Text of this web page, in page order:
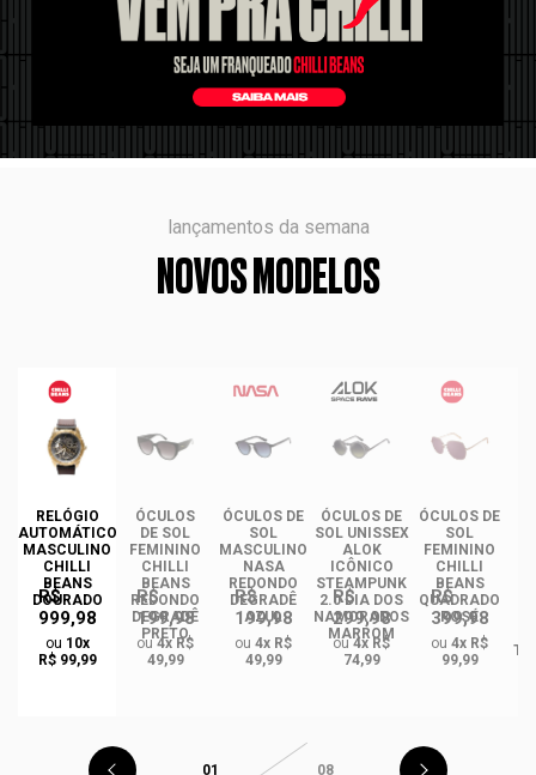
lançamentos da semana
NOVOS MODELOS
RELÓGIO
AUTOMÁTICO
MASCULINO
CHILLI
BEANS
DOURADO
R$
999,98
ou 10x
R$ 99,99
ÓCULOS
DE SOL
FEMININO
CHILLI
BEANS
REDONDO
DEGRADÊ
PRETO
R$
199,98
ou4x R$
49,99
ÓCULOS DE
SOL
MASCULINO
NASA
REDONDO
DEGRADÊ
AZUL
R$
199,98
ou 4x R$
49,99
ÓCULOS DE
SOL UNISSEX
ALOK
ICÔNICO
STEAMPUNK
2.0 DIA DOS
NAMORADOS
MARROM
R$
299,98
ou4x R$
74,99
ÓCULOS DE
SOL
FEMININO
CHILLI
BEANS
QUADRADO
ROSÉ
R$
399,98
ou 4x R$
99,99
01 08